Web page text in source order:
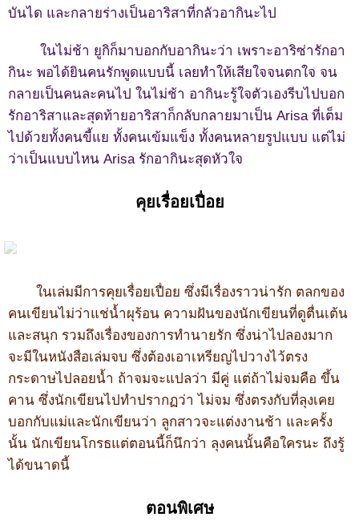
บันได และกลายร่างเป็นอาริสาที่กลัวอากินะไป
ในไม่ช้า ยูกิก็มาบอกกับอากินะว่า เพราะอาริซ่ารักอา
กินะ พอได้ยินคนรักพูดแบบนี้ เลยทำให้เสียใจจนตกใจ จน
กลายเป็นคนละคนไป ในไม่ช้า อากินะรู้ใจตัวเองรีบไปบอก
รักอาริสาและสุดท้ายอาริสาก็กลับกลายมาเป็น Arisa ที่เต็ม
ไปด้วยทั้งคนขี้แย ทั้งคนเข้มแข็ง ทั้งคนหลายรูปแบบ แต่ไม่
ว่าเป็นแบบไหน Arisa รักอากินะสุดหัวใจ
คุยเรื่อยเปื่อย
ในเล่มมีการคุยเรื่อยเปื่อย ซึ่งมีเรื่องราวน่ารัก ตลกของ
คนเขียนไม่ว่าแช่น้ำผุร้อน ความฝันของนักเขียนที่ดูตื่นเต้น
และสนุก รวมถึงเรื่องของการทำนายรัก ซึ่งน่าไปลองมาก
จะมีในหนังสือเล่มจบ ซึ่งต้องเอาเหรียญไปวางไว้ตรง
กระดาษไปลอยน้ำ ถ้าจมจะแปลว่า มีคู่ แต่ถ้าไม่จมคือ ขึ้น
คาน ซึ่งนักเขียนไปทำปรากฏว่า ไม่จม ซึ่งตรงกับที่ลุงเคย
บอกกับแม่และนักเขียนว่า ลูกสาวจะแต่งงานช้า และครั้ง
นั้น นักเขียนโกรธแต่ตอนนี้ก็นึกว่า ลุงคนนั้นคือใครนะ ถึงรู้
ได้ขนาดนี้
ตอนพิเศษ